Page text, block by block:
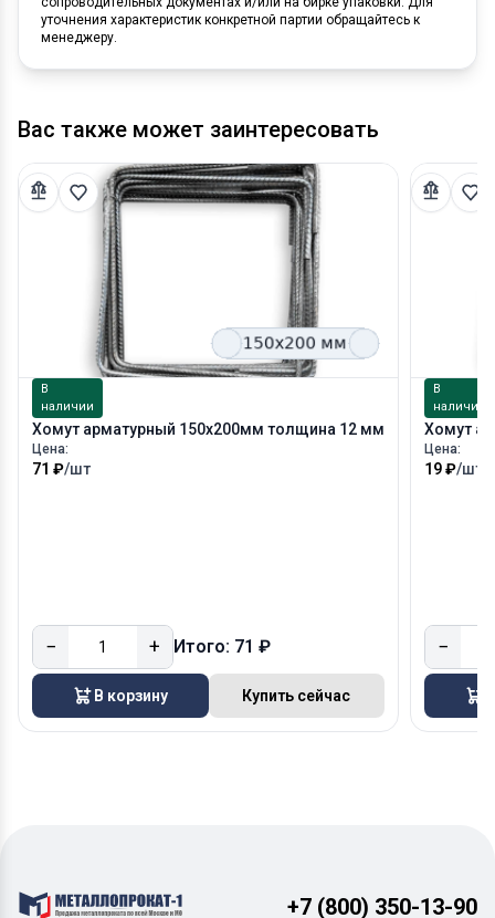
уточнения характеристик конкретной партии обращайтесь к
менеджеру.
Вас также может заинтересовать
В
наличии
Хомут арматурный 150х200мм толщина 12 мм
Цена:
71 ₽/шт
− + Итого: 71 ₽
В корзину Купить сейчас
В
наличии
Хомут
Цена:
19 ₽/шт
−
+7 (800) 350-13-90